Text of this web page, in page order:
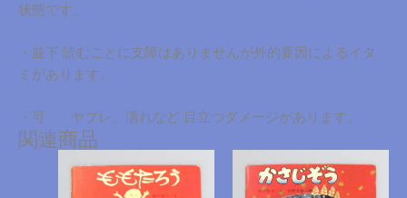
状態です。
・並下 読むことに支障はありませんが外的要因によるイタ
ミがあります。
・可 ヤブレ、濡れなど 目立つダメージがあります。
関連商品